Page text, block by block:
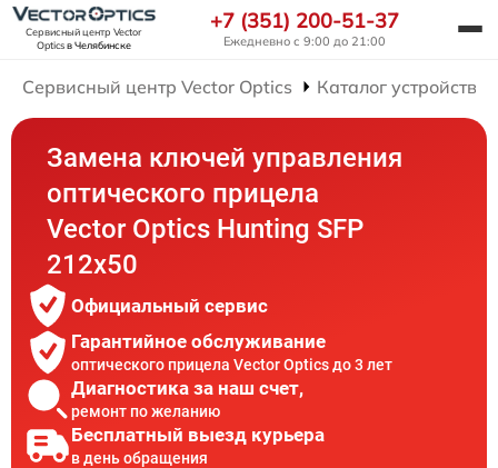
Сервисный центр Vector
Opticsв Челябинске
+7 (351) 200-51-37
Ежедневно с 9:00 до 21:00
Сервисный центр Vector Optics Каталог устройств
Замена ключей управления
оптического прицела
Vector Optics Hunting SFP
212x50
Официальный сервис
Гарантийное обслуживание
оптического прицела Vector Optics до 3 лет
Диагностика за наш счет,
ремонт по желанию
Бесплатный выезд курьера
в день обращения